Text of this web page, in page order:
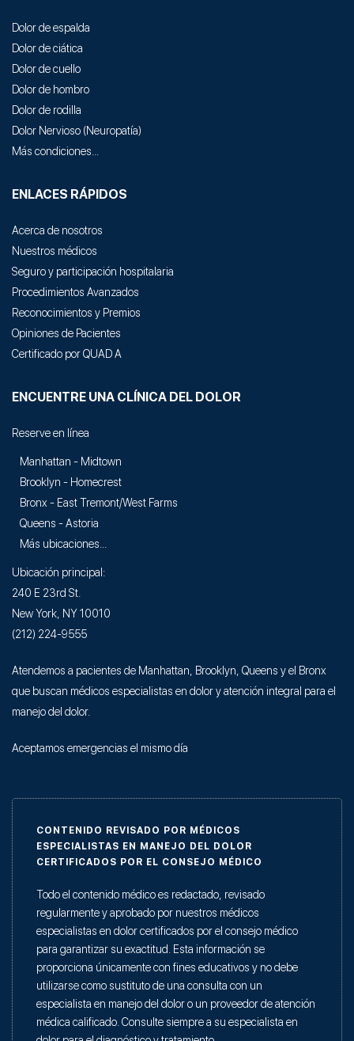
Dolor de espalda
Dolor de ciática
Dolor de cuello
Dolor de hombro
Dolor de rodilla
Dolor Nervioso (Neuropatía)
Más condiciones...
ENLACES RÁPIDOS
Acerca de nosotros
Nuestros médicos
Seguro y participación hospitalaria
Procedimientos Avanzados
Reconocimientos y Premios
Opiniones de Pacientes
Certificado por QUAD A
ENCUENTRE UNA CLÍNICA DEL DOLOR
Reserve en línea
Manhattan - Midtown
Brooklyn - Homecrest
Bronx - East Tremont/West Farms
Queens - Astoria
Más ubicaciones...
Ubicación principal:
240 E 23rd St.
New York, NY 10010
(212) 224-9555
Atendemos a pacientes de Manhattan, Brooklyn, Queens y el Bronx
que buscan médicos especialistas en dolor y atención integral para el
manejo del dolor.
Aceptamos emergencias el mismo día
CONTENIDO REVISADO POR MÉDICOS
ESPECIALISTAS EN MANEJO DEL DOLOR
CERTIFICADOS POR EL CONSEJO MÉDICO
Todo el contenido médico es redactado, revisado
regularmente y aprobado por nuestros médicos
especialistas en dolor certificados por el consejo médico
para garantizar su exactitud. Esta información se
proporciona únicamente con fines educativos y no debe
utilizarse como sustituto de una consulta con un
especialista en manejo del dolor o un proveedor de atención
médica calificado. Consulte siempre a su especialista en